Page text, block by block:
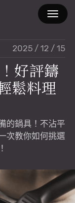
2025 / 12 / 15
！ 好評鑄
鬆料理
的鍋具！不沾平
次教你如何挑選